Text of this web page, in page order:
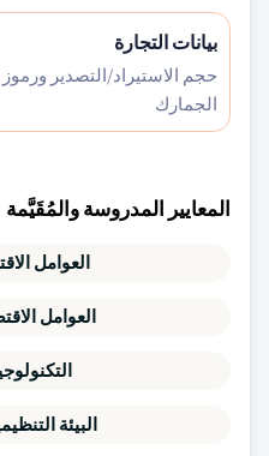
بيانات التجارة
حجم الاستيراد/التصدير
الجمارك
المعايير المدروسة والمُقَيَّمة
العوامل
العوامل
البيئة